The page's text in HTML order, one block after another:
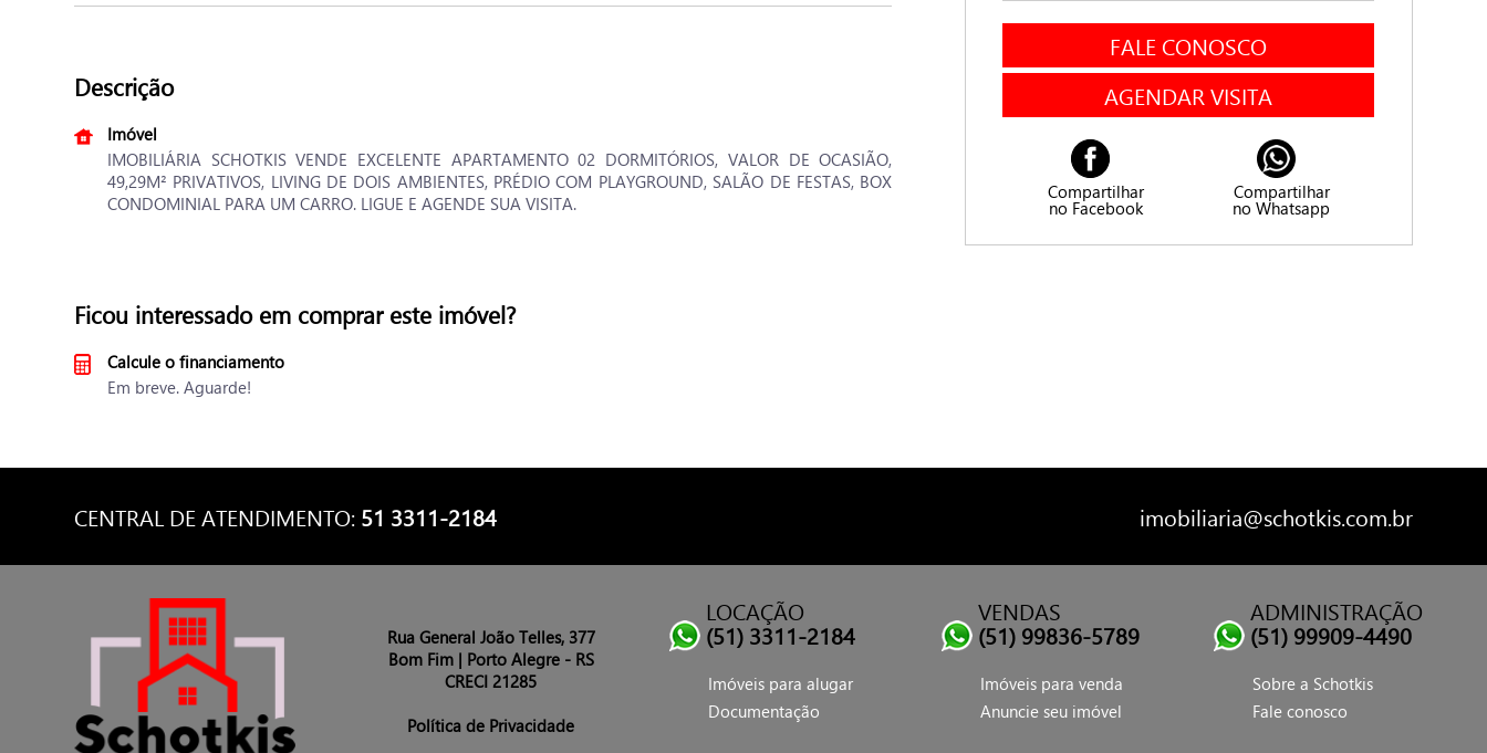
Descrição
Imóvel
IMOBILIÁRIA SCHOTKIS VENDE EXCELENTE APARTAMENTO 02 DORMITÓRIOS, VALOR DE OCASIÃO,
49,29M² PRIVATIVOS, LIVING DE DOIS AMBIENTES, PRÉDIO COM PLAYGROUND, SALÃO DE FESTAS, BOX
CONDOMINIAL PARA UM CARRO. LIGUE E AGENDE SUA VISITA.
Ficou interessado em comprar este imóvel?
Calcule o financiamento
Em breve. Aguarde!
FALE CONOSCO
AGENDAR VISITA
Compartilhar
no Facebook
Compartilhar
no Whatsapp
CENTRAL DE ATENDIMENTO: 51 3311-2184 imobiliaria@schotkis.com.br
LOCAÇÃO
(51) 3311-2184
Imóveis para alugar
Documentação
VENDAS
(51) 99836-5789
Imóveis para venda
Anuncie seu imóvel
ADMINISTRAÇÃO
(51) 99909-4490
Sobre a Schotkis
Fale conosco
Rua General João Telles, 377
Bom Fim | Porto Alegre - RS
CRECI 21285
Política de Privacidade